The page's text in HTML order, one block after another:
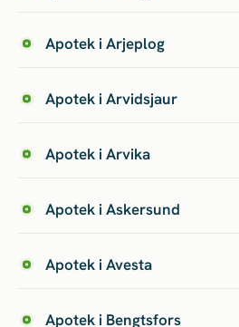
Apotek i Arjeplog
Apotek i Arvidsjaur
Apotek i Arvika
Apotek i Askersund
Apotek i Avesta
Apotek i Bengtsfors